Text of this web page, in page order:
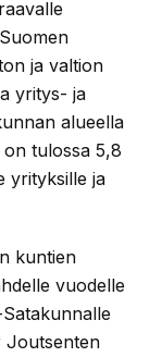
ja valtion
yritys- ja
alueella
tulossa 5,8
yrityksille ja
kuntien
vuodelle
Joutsenten